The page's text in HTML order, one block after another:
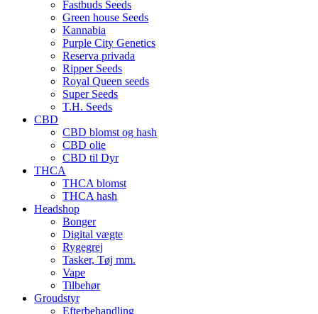
Fastbuds Seeds
Green house Seeds
Kannabia
Purple City Genetics
Reserva privada
Ripper Seeds
Royal Queen seeds
Super Seeds
T.H. Seeds
CBD
CBD blomst og hash
CBD olie
CBD til Dyr
THCA
THCA blomst
THCA hash
Headshop
Bonger
Digital vægte
Rygegrej
Tasker, Tøj mm.
Vape
Tilbehør
Groudstyr
Efterbehandling